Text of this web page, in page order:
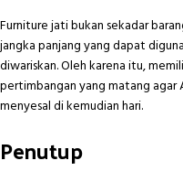
Furniture jati bukan sekadar
jangka panjang yang dapat
diwariskan. Oleh karena itu,
pertimbangan yang matang agar
menyesal di kemudian hari.
Penutup